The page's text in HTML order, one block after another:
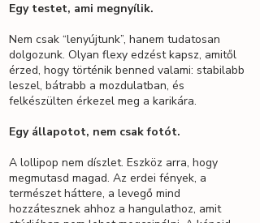
Egy testet, ami megnyílik.
Nem csak “lenyújtunk”, hanem tudatosan
dolgozunk. Olyan flexy edzést kapsz, amitől
érzed, hogy történik benned valami: stabilabb
leszel, bátrabb a mozdulatban, és
felkészülten érkezel meg a karikára.
Egy állapotot, nem csak fotót.
A lollipop nem díszlet. Eszköz arra, hogy
megmutasd magad. Az erdei fények, a
természet háttere, a levegő mind
hozzátesznek ahhoz a hangulathoz, amit